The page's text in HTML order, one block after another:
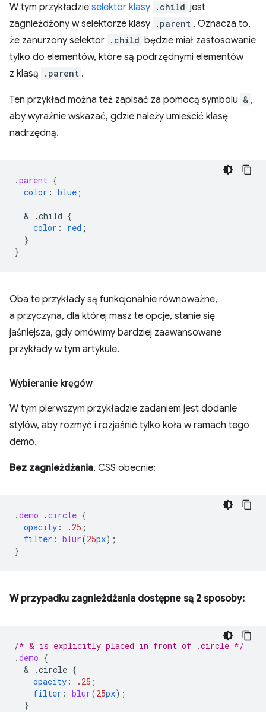
W tym przykładzie selektor klasy .child jest
zagnieżdżony w selektorze klasy .parent . Oznacza to,
że zanurzony selektor .child będzie miał zastosowanie
tylko do elementów, które są podrzędnymi elementów
z klasą
.parent .
Ten przykład można też zapisać za pomocą symbolu & ,
aby wyraźnie wskazać, gdzie należy umieścić klasę
nadrzędną.
.parent {
color : blue ;
  &
.child {
color : red ;
}
}
Oba te przykłady są funkcjonalnie równoważne,
a przyczyna, dla której masz te opcje, stanie się
jaśniejsza, gdy omówimy bardziej zaawansowane
przykłady w tym artykule.
Wybieranie kręgów
W tym pierwszym przykładzie zadaniem jest dodanie
stylów, aby rozmyć i rozjaśnić tylko koła w ramach tego
demo.
Bez zagnieżdżania, CSS obecnie:
.demo .circle {
opacity : .25 ;
filter : blur(25px);
}
W przypadku zagnieżdżania dostępne są 2 sposoby:
/* & is explicitly placed in front of .circle */
.demo {
  &
.circle {
opacity : .25 ;
filter : blur(25px);
}